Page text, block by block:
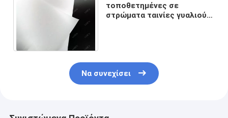
τοποθετημένες σε
στρώματα ταινίες γυαλιού
Να συνεχίσει